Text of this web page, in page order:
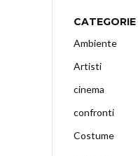
CATEGORIE
Ambiente
Artisti
cinema
confronti
Costume